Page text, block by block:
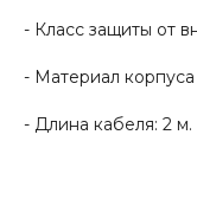
- Класс защиты от
- Материал
- Длина кабеля: 2 м.